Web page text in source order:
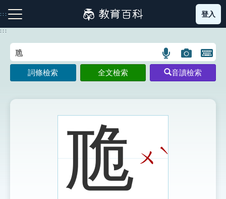
到
主
:::
注音索引圖示 筆畫索引圖示 部首索引表圖示
登入
:::
語
言
搜
示
圖
片
搜
開
鍵
圖
詞條檢索 全文檢索 音讀檢索
卼ㄨ ˋ